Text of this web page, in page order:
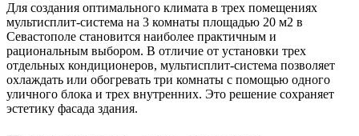
Для создания оптимального климата в трех помещениях
мультисплит-система на 3 комнаты площадью 20 м2 в
Севастополе становится наиболее практичным и
рациональным выбором. В отличие от установки трех
отдельных кондиционеров, мультисплит-система позволяет
охлаждать или обогревать три комнаты с помощью одного
уличного блока и трех внутренних. Это решение сохраняет
эстетику фасада здания.